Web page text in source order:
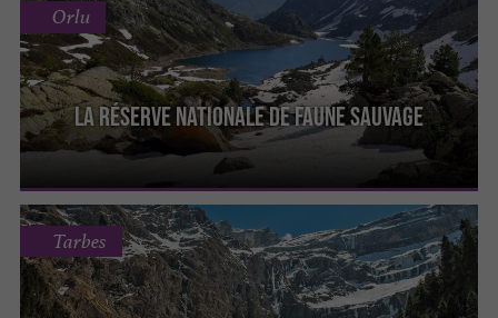
La Réserve Nationale De Faune Sauvage
Orlu
Tarbes